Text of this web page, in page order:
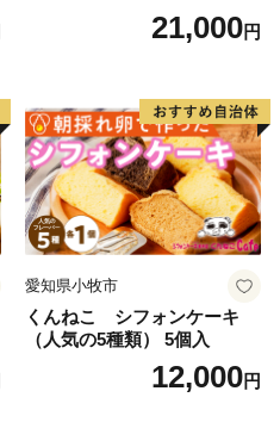
日時指定可 スイーツ デザー
ト 洋菓子 お取り寄せ 愛知県
デコレーションケーキ ホー
ルケーキ 人形 かわいい こど
も
21,000円
愛知県小牧市
くんねこ シフォンケーキ
（人気の5種類） 5個入
12,000円